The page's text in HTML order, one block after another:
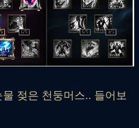
젖은 천둥머스.. 들어보